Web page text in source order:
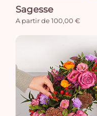
Sagesse
A partir de 100,00 €